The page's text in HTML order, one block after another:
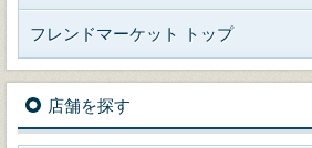
フレンドマーケット トップ
店舗を探す